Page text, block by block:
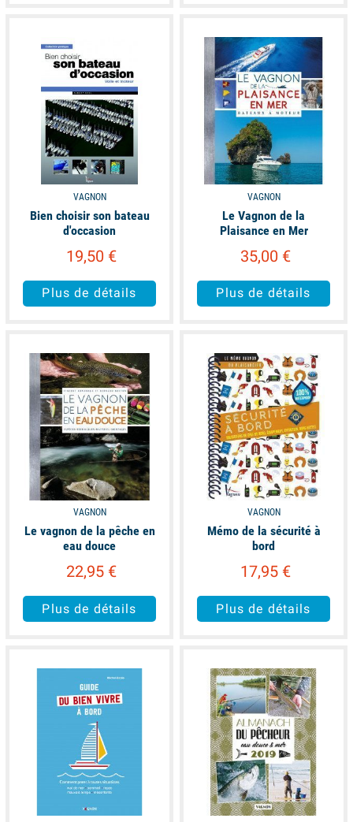
VAGNON
Bien choisir son bateau
d'occasion
19,50 €
Plus de détails
available
VAGNON
Le Vagnon de la
Plaisance en Mer
35,00 €
Plus de détails
available
VAGNON
Le vagnon de la pêche en
eau douce
22,95 €
Plus de détails
available
VAGNON
Mémo de la sécurité à
bord
17,95 €
Plus de détails
available available